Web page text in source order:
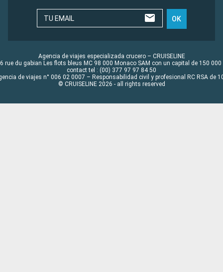
TU EMAIL OK
Agencia de viajes especializada crucero – CRUISELINE
rue du gabian Les flots bleus MC 98 000 Monaco SAM con un capital de 150 000
contact tel : (00) 377 97 97 84 50
de viajes n° 006 02 0007 – Responsabilidad civil y profesional RC RSA de
© CRUISELINE 2026 - all rights reserved